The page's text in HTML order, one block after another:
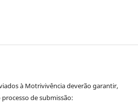
à Motrivivência deverão garantir,
de submissão: